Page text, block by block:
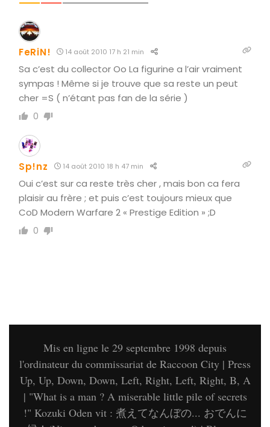
FeRiN! 14 août 2010 17 h 21 min
Sa c’est du collector Oo La figurine a l’air vraiment
sympas ! Même si je trouve que sa reste un peut
cher =S ( n’étant pas fan de la série )
0
Sp!nz 14 août 2010 18 h 47 min
Oui c’est sur ca reste très cher , mais bon ca fera
plaisir au frère ; et puis c’est toujours mieux que
CoD Modern Warfare 2 « Prestige Edition » ;D
0
Mis en ligne le 29 septembre 1998 depuis
l'ordinateur du commissariat de Raccoon City | Press
Up, Up, Down, Down, Left, Right, Left, Right, B, A
| "What is a man ? A miserable little pile of secrets
!" Kozuki Oden vit : 煮えてなんぼの... おでんに